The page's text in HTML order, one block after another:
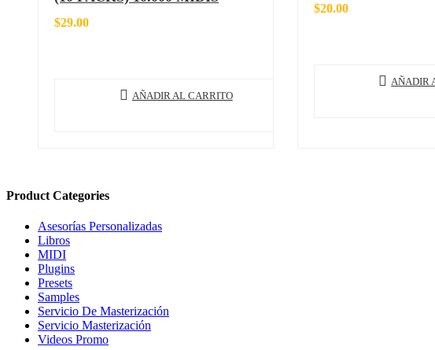
$29.00
AÑADIR AL CARRITO
$20.00
AÑADIR
Product Categories
Asesorías Personalizadas
Libros
MIDI
Plugins
Presets
Samples
Servicio De Masterización
Servicio Masterización
Videos Promo